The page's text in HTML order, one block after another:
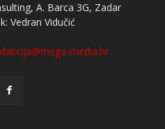
A. Barca 3G, Zadar
Vedran Vidučić
media.hr